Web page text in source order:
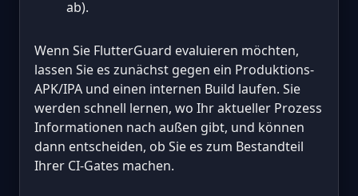
ab).
Wenn Sie FlutterGuard evaluieren möchten,
lassen Sie es zunächst gegen ein Produktions-
APK/IPA und einen internen Build laufen. Sie
werden schnell lernen, wo Ihr aktueller Prozess
Informationen nach außen gibt, und können
dann entscheiden, ob Sie es zum Bestandteil
Ihrer CI-Gates machen.